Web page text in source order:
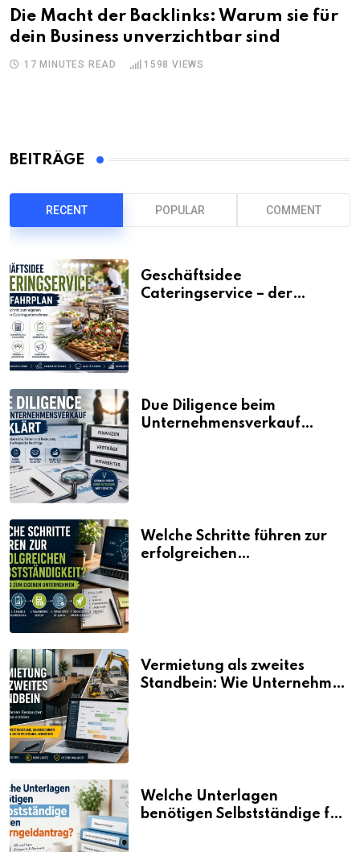
Die Macht der Backlinks: Warum sie für
dein Business unverzichtbar sind
17 MINUTES READ 1598 VIEWS
BEITRÄGE
RECENT POPULAR COMMENT
Geschäftsidee
Cateringservice – der
Due Diligence beim
Unternehmensverkauf
Welche Schritte führen zur
erfolgreichen
Vermietung als zweites
Standbein: Wie Unternehmen
Welche Unterlagen
benötigen Selbstständige für